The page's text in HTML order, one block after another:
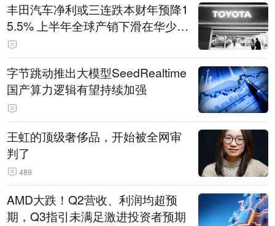
丰田汽车净利或三连跌本财年预降1
5.5% 上半年全球产销下滑在华少卖
14.3万辆
字节跳动推出大模型SeedRealtime
国产算力逻辑有望持续加强
王虹的顶级奢侈品，开始被全网审
判了
489
AMD大跌！Q2营收、利润均超预
期，Q3指引未满足激进投资者预期